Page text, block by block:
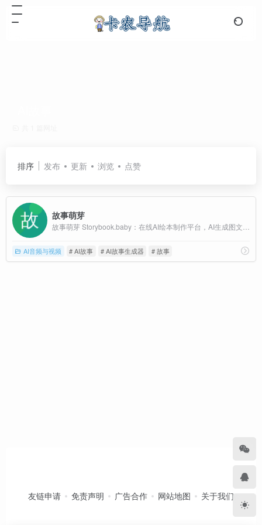
排序 发布 更新 浏览 点赞
故事萌芽
AI音频与视频 # AI故事 # AI故事生成器 # 故事
友链申请 免责声明 广告合作 网站地图 关于我们